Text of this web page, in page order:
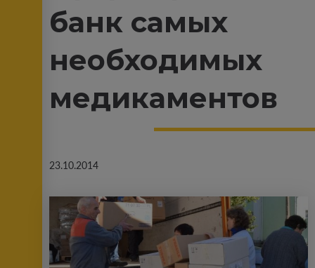
банк самых
необходимых
медикаментов
23.10.2014